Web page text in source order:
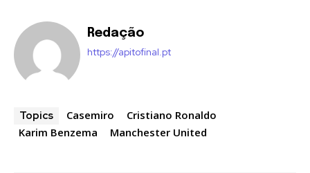
Redação
https://apitofinal.pt
Topics Casemiro
Cristiano Ronaldo
Karim Benzema
Manchester United